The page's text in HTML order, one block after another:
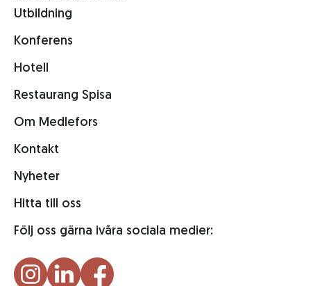
Utbildning
Konferens
Hotell
Restaurang Spisa
Om Medlefors
Kontakt
Nyheter
Hitta till oss
Följ oss gärna ivåra sociala medier: